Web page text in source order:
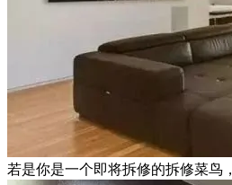
若是你是一个即将拆修的拆修菜鸟，